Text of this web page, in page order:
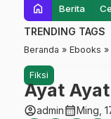
home Berita
TRENDING TAGS
Beranda » Ebooks »
Fiksi
Ayat
account_circleadmincalendar_monthMing,